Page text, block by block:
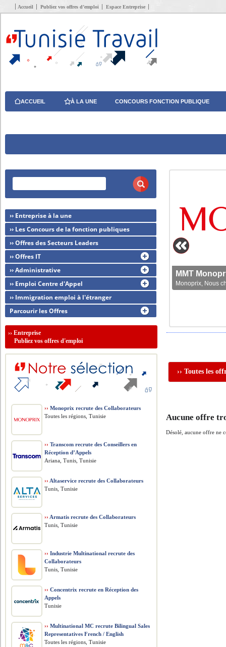
Accueil Publiez vos offres d’emploi Espace Entreprise
ACCUEIL À LA UNE CONCOURS FONCTION PUBLIQUE
MMT
Monoprix, Nous
›› Toutes les
Aucune offre
Désolé, aucune offre ne
›› Entreprise à la une
›› Les Concours de la fonction publiques
›› Offres des Secteurs Leaders
›› Offres IT
›› Administrative
›› Emploi Centre d'Appel
›› Immigration emploi à l'étranger
Parcourir les Offres
››Entreprise
Publiez vos offres d'emploi
›› Monoprix recrute des Collaborateurs
Toutes les régions, Tunisie
›› Transcom recrute des Conseillers en
Réception d’Appels
Ariana, Tunis, Tunisie
›› Altaservice recrute des Collaborateurs
Tunis, Tunisie
›› Armatis recrute des Collaborateurs
Tunis, Tunisie
›› Industrie Multinational recrute des
Collaborateurs
Tunis, Tunisie
›› Concentrix recrute en Réception des
Appels
Tunisie
›› Multinational MC recrute Bilingual Sales
Representatives French / English
Toutes les régions, Tunisie